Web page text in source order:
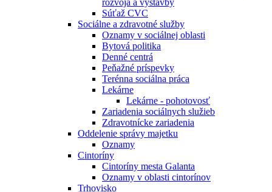
rozvoja a výstavby
Súťaž CVC
Sociálne a zdravotné služby
Oznamy v sociálnej oblasti
Bytová politika
Denné centrá
Peňažné príspevky
Terénna sociálna práca
Lekárne
Lekárne - pohotovosť
Zariadenia sociálnych služieb
Zdravotnícke zariadenia
Oddelenie správy majetku
Oznamy
Cintoríny
Cintoríny mesta Galanta
Oznamy v oblasti cintorínov
Trhovisko